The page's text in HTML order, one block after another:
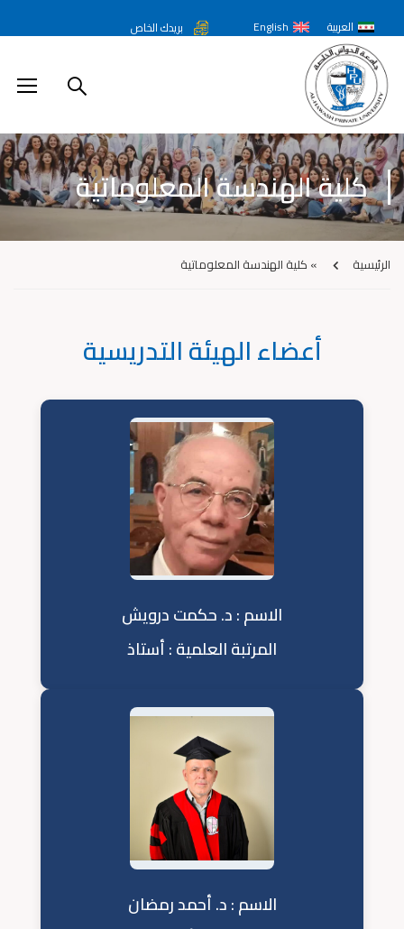
العربية English بريدك الخاص
كلية الهندسة المعلوماتية
الرئيسية » كلية الهندسة المعلوماتية
أعضاء الهيئة التدريسية
الاسم : د. حكمت درويش
المرتبة العلمية : أستاذ
الاسم : د. أحمد رمضان